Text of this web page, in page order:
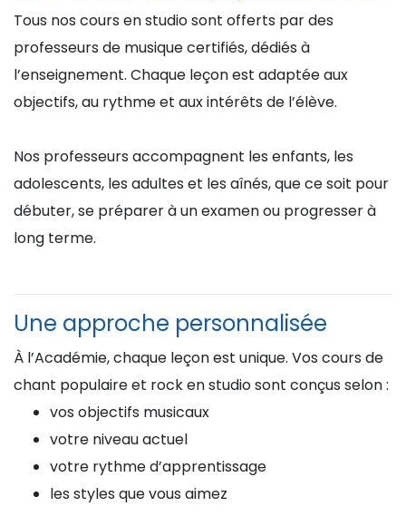
Tous nos cours en studio sont offerts par des
professeurs de musique certifiés, dédiés à
l’enseignement. Chaque leçon est adaptée aux
objectifs, au rythme et aux intérêts de l’élève.
Nos professeurs accompagnent les enfants, les
adolescents, les adultes et les aînés, que ce soit pour
débuter, se préparer à un examen ou progresser à
long terme.
Une approche personnalisée
À l’Académie, chaque leçon est unique. Vos cours de
chant populaire et rock en studio sont conçus selon :
vos objectifs musicaux
votre niveau actuel
votre rythme d’apprentissage
les styles que vous aimez